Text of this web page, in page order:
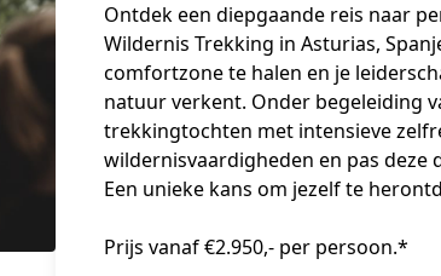
Ontdek een diepgaande reis naar
Wildernis Trekking in Asturias,
comfortzone te halen en je
natuur verkent. Onder begeleiding
trekkingtochten met intensieve
wildernisvaardigheden en pas deze
Een unieke kans om jezelf te
Prijs vanaf €2.950,- per persoon.*